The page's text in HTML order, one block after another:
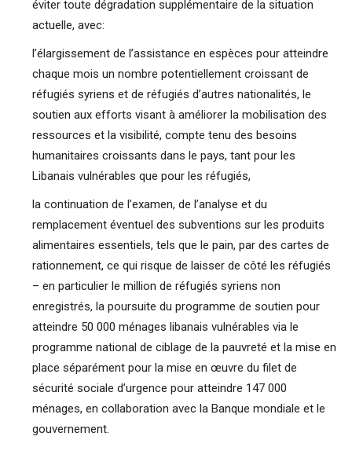
éviter toute dégradation supplémentaire de la situation
actuelle, avec:
l’élargissement de l’assistance en espèces pour atteindre
chaque mois un nombre potentiellement croissant de
réfugiés syriens et de réfugiés d’autres nationalités, le
soutien aux efforts visant à améliorer la mobilisation des
ressources et la visibilité, compte tenu des besoins
humanitaires croissants dans le pays, tant pour les
Libanais vulnérables que pour les réfugiés,
la continuation de l’examen, de l’analyse et du
remplacement éventuel des subventions sur les produits
alimentaires essentiels, tels que le pain, par des cartes de
rationnement, ce qui risque de laisser de côté les réfugiés
– en particulier le million de réfugiés syriens non
enregistrés, la poursuite du programme de soutien pour
atteindre 50 000 ménages libanais vulnérables via le
programme national de ciblage de la pauvreté et la mise en
place séparément pour la mise en œuvre du filet de
sécurité sociale d’urgence pour atteindre 147 000
ménages, en collaboration avec la Banque mondiale et le
gouvernement.